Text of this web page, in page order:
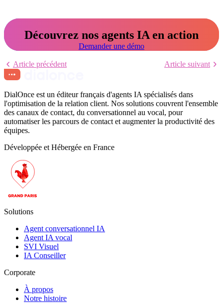
Découvrez nos agents IA en action
Demander une démo
Article précédent Article suivant
DialOnce est un éditeur français d'agents IA spécialisés dans
l'optimisation de la relation client. Nos solutions couvrent l'ensemble
des canaux de contact, du conversationnel au vocal, pour
automatiser les parcours de contact et augmenter la productivité des
équipes.
Développée et Hébergée en France
Solutions
Agent conversationnel IA
Agent IA vocal
SVI Visuel
IA Conseiller
Corporate
À propos
Notre histoire